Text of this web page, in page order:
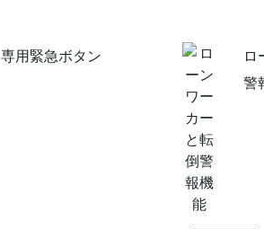
専用緊急ボタン
ロ
警